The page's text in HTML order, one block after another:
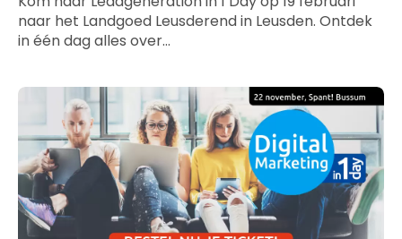
naar het Landgoed Leusderend in Leusden. Ontdek
in één dag alles over…